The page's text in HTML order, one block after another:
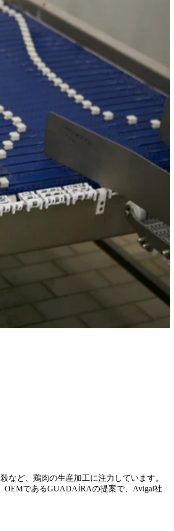
など、鶏肉の生産加工に注力しています。
OEMであるGUADAÍRAの提案で、Avigal社